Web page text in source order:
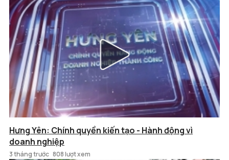
Hưng Yên: Chính quyền kiến tạo - Hành động vì
doanh nghiệp
3 tháng trước 808 lượt xem